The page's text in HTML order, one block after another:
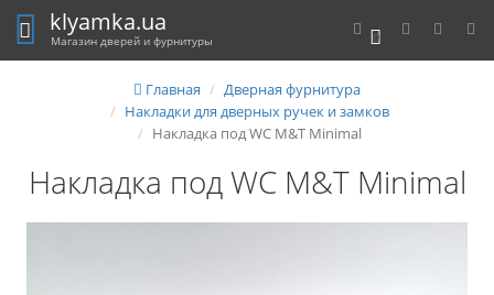
0
klyamka.ua
Магазин дверей и фурнитуры
Главная
Дверная фурнитура
Накладки для дверных ручек и замков
Накладка под WC M&T Minimal
Накладка под WC M&T Minimal